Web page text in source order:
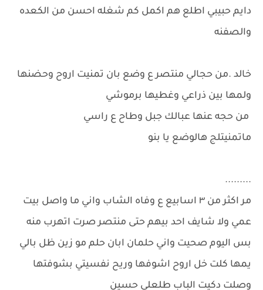
دايم حبيبي اطلع هم اكمل كم شغله احسن من الكعده
والصفنه
خالد .من حجالي منتصر ع وضع بان تمنيت اروح وحضنها
ولمها بين ذراعي وغطيها برموشي
من حجه عنها عبالك جبل وطاح ع راسي
ماتمنيتلج هالوضع يا بنو
.........
مر اكثر من ٣ اسابيع ع وفاه الشاب واني ما واصل بيت
عمي ولا شايف احد بيهم حتى منتصر صرت اتهرب منه
بس اليوم صحيت واني حلمان ابان حلم مو زين ظل بالي
يمها كلت خل اروح اشوفها وريح نفسيتي بشوفتها
وصلت دكيت الباب طلعلي حسين